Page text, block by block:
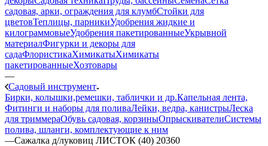
садовая, арки, ограждения для клумбСтойки для
цветовТеплицы, парникиУдобрения жидкие и
килограммовыеУдобрения пакетированныеУкрывной
материалФигурки и декоры для
садаФлористикаХимикатыХимикаты
пакетированныеХозтовары
—
Садовый инструмент
Бирки, колышки,ремешки, таблички и др.Капельная лента,
Фитинги и наборы для поливаЛейки, ведра, канистрыЛеска
для триммераОбувь садовая, корзиныОпрыскивателиСистемы
полива, шланги, комплектующие к ним
—Сажалка д/луковиц ЛИСТОК (40) 20360